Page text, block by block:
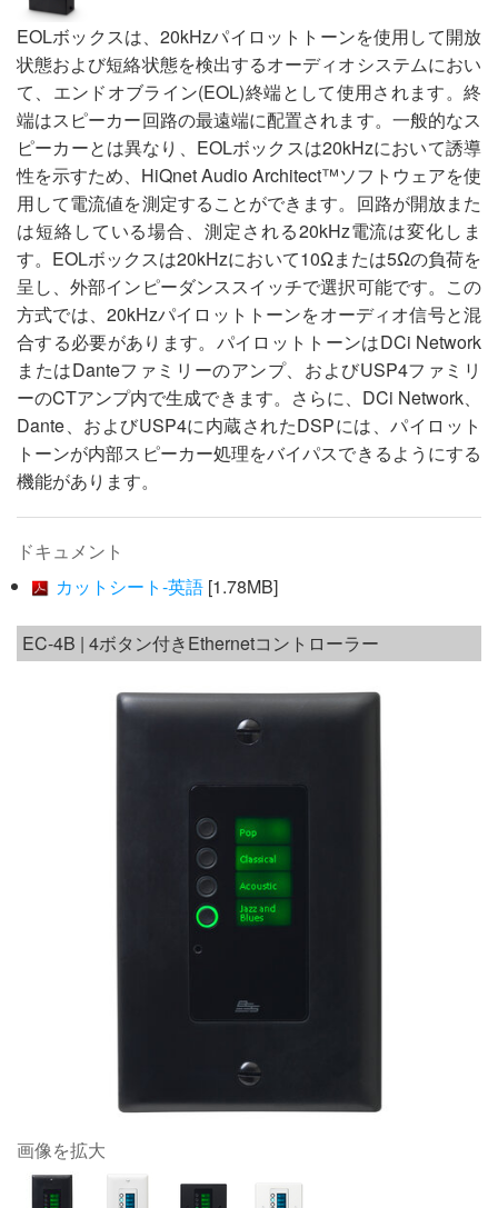
EOLボックスは、20kHzパイロットトーンを使用して開放
状態および短絡状態を検出するオーディオシステムにおい
て、エンドオブライン(EOL)終端として使用されます。終
端はスピーカー回路の最遠端に配置されます。一般的なス
ピーカーとは異なり、EOLボックスは20kHzにおいて誘導
性を示すため、HiQnet Audio Architect™ソフトウェアを使
用して電流値を測定することができます。回路が開放また
は短絡している場合、測定される20kHz電流は変化しま
す。EOLボックスは20kHzにおいて10Ωまたは5Ωの負荷を
呈し、外部インピーダンススイッチで選択可能です。この
方式では、20kHzパイロットトーンをオーディオ信号と混
合する必要があります。パイロットトーンはDCi Network
またはDanteファミリーのアンプ、およびUSP4ファミリ
ーのCTアンプ内で生成できます。さらに、DCi Network、
Dante、およびUSP4に内蔵されたDSPには、パイロット
トーンが内部スピーカー処理をバイパスできるようにする
機能があります。
ドキュメント
カットシート-英語 [1.78MB]
EC-4B | 4ボタン付きEthernetコントローラー
画像を拡大